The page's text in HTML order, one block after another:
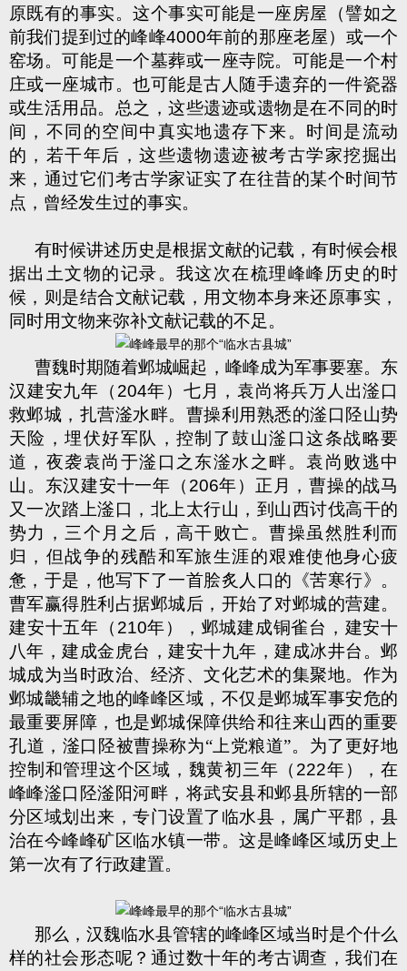
原既有的事实。这个事实可能是一座房屋（譬如之
前我们提到过的峰峰4000年前的那座老屋）或一个
窑场。可能是一个墓葬或一座寺院。可能是一个村
庄或一座城市。也可能是古人随手遗弃的一件瓷器
或生活用品。总之，这些遗迹或遗物是在不同的时
间，不同的空间中真实地遗存下来。时间是流动
的，若干年后，这些遗物遗迹被考古学家挖掘出
来，通过它们考古学家证实了在往昔的某个时间节
点，曾经发生过的事实。
有时候讲述历史是根据文献的记载，有时候会根
据出土文物的记录。我这次在梳理峰峰历史的时
候，则是结合文献记载，用文物本身来还原事实，
同时用文物来弥补文献记载的不足。
曹魏时期随着邺城崛起，峰峰成为军事要塞。东
汉建安九年（ 204年）七月，袁尚将兵万人出滏口
救邺城，扎营滏水畔。曹操利用熟悉的滏口陉山势
天险，埋伏好军队，控制了鼓山滏口这条战略要
道，夜袭袁尚于滏口之东滏水之畔。袁尚败逃中
山。东汉建安十一年（ 206年）正月，曹操的战马
又一次踏上滏口，北上太行山，到山西讨伐高干的
势力，三个月之后，高干败亡。曹操虽然胜利而
归，但战争的残酷和军旅生涯的艰难使他身心疲
惫，于是，他写下了一首脍炙人口的《苦寒行》。
曹军赢得胜利占据邺城后，开始了对邺城的营建。
建安十五年（ 210年），邺城建成铜雀台，建安十
八年，建成金虎台，建安十九年，建成冰井台。邺
城成为当时政治、经济、文化艺术的集聚地。作为
邺城畿辅之地的峰峰区域，不仅是邺城军事安危的
最重要屏障，也是邺城保障供给和往来山西的重要
孔道，滏口陉被曹操称为“上党粮道”。为了更好地
控制和管理这个区域，魏黄初三年（ 222年），在
峰峰滏口陉滏阳河畔，将武安县和邺县所辖的一部
分区域划出来，专门设置了临水县，属广平郡，县
治在今峰峰矿区临水镇一带。这是峰峰区域历史上
第一次有了行政建置。
那么，汉魏临水县管辖的峰峰区域当时是个什么
样的社会形态呢？通过数十年的考古调查，我们在